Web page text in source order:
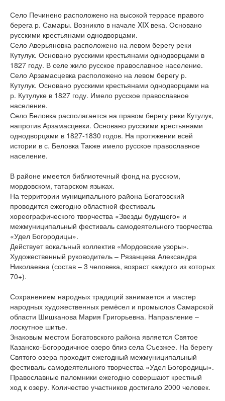
Село Печинено расположено на высокой террасе правого
берега р. Самары. Возникло в начале XIX века. Основано
русскими крестьянами однодворцами.
Село Аверьяновка расположено на левом берегу реки
Кутулук. Основано русскими крестьянами однодворцами в
1827 году. В селе жило русское православное население.
Село Арзамасцевка расположено на левом берегу р.
Кутулук. Основано русскими крестьянами однодворцами на
р. Кутулуке в 1827 году. Имело русское православное
население.
Село Беловка располагается на правом берегу реки Кутулук,
напротив Арзамасцевки. Основано русскими крестьянами
однодворцами в 1827-1830 годов. На протяжении всей
истории в с. Беловка Также имело русское православное
население.
В районе имеется библиотечный фонд на русском,
мордовском, татарском языках.
На территории муниципального района Богатовский
проводится ежегодно областной фестиваль
хореографического творчества «Звезды будущего» и
межмуниципальный фестиваль самодеятельного творчества
«Удел Богородицы».
Действует вокальный коллектив «Мордовские узоры».
Художественный руководитель – Рязанцева Александра
Николаевна (состав – 3 человека, возраст каждого из которых
70+).
Сохранением народных традиций занимается и мастер
народных художественных ремёсел и промыслов Самарской
области Шишканова Мария Григорьевна. Направление –
лоскутное шитье.
Знаковым местом Богатовского района является Святое
Казанско-Богородичное озеро близ села Съезжее. На берегу
Святого озера проходит ежегодный межмуниципальный
фестиваль самодеятельного творчества «Удел Богородицы».
Православные паломники ежегодно совершают крестный
ход к озеру. Количество участников достигало 2000 человек.